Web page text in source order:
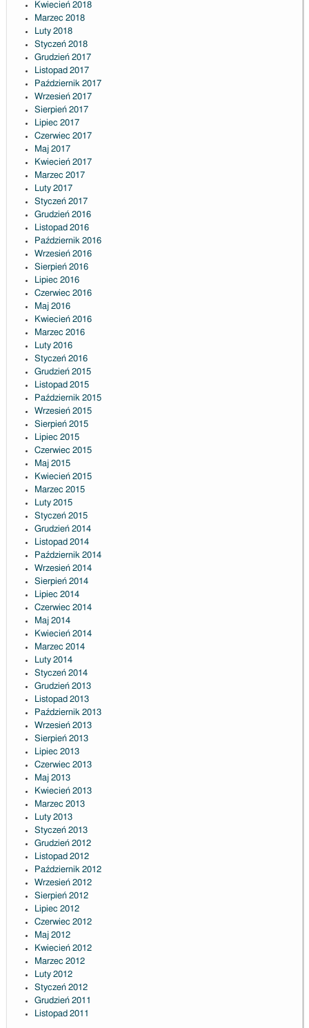
Kwiecień 2018
Marzec 2018
Luty 2018
Styczeń 2018
Grudzień 2017
Listopad 2017
Październik 2017
Wrzesień 2017
Sierpień 2017
Lipiec 2017
Czerwiec 2017
Maj 2017
Kwiecień 2017
Marzec 2017
Luty 2017
Styczeń 2017
Grudzień 2016
Listopad 2016
Październik 2016
Wrzesień 2016
Sierpień 2016
Lipiec 2016
Czerwiec 2016
Maj 2016
Kwiecień 2016
Marzec 2016
Luty 2016
Styczeń 2016
Grudzień 2015
Listopad 2015
Październik 2015
Wrzesień 2015
Sierpień 2015
Lipiec 2015
Czerwiec 2015
Maj 2015
Kwiecień 2015
Marzec 2015
Luty 2015
Styczeń 2015
Grudzień 2014
Listopad 2014
Październik 2014
Wrzesień 2014
Sierpień 2014
Lipiec 2014
Czerwiec 2014
Maj 2014
Kwiecień 2014
Marzec 2014
Luty 2014
Styczeń 2014
Grudzień 2013
Listopad 2013
Październik 2013
Wrzesień 2013
Sierpień 2013
Lipiec 2013
Czerwiec 2013
Maj 2013
Kwiecień 2013
Marzec 2013
Luty 2013
Styczeń 2013
Grudzień 2012
Listopad 2012
Październik 2012
Wrzesień 2012
Sierpień 2012
Lipiec 2012
Czerwiec 2012
Maj 2012
Kwiecień 2012
Marzec 2012
Luty 2012
Styczeń 2012
Grudzień 2011
Listopad 2011